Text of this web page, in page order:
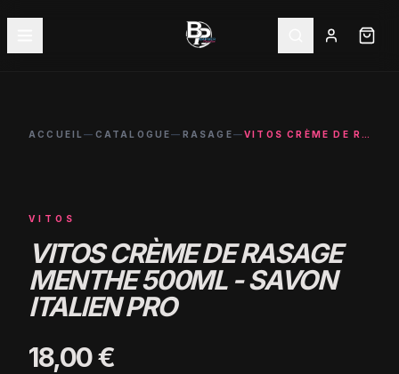
ACCUEIL— CATALOGUE— RASAGE— VITOS CRÈME DE RASAGE MENTHE 500ML - SAVON ITALIEN PRO
VITOS
VITOS CRÈME DE RASAGE
MENTHE 500ML - SAVON
ITALIEN PRO
18,00 €